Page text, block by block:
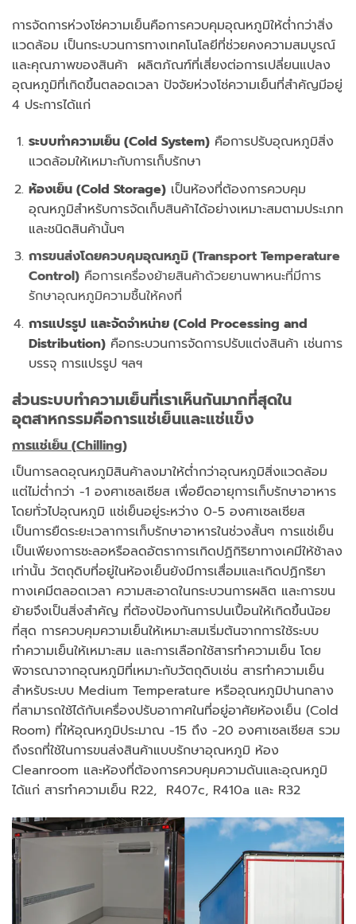
การจัดการห่วงโซ่ความเย็นคือการควบคุมอุณหภูมิให้ต่ำกว่าสิ่ง
แวดล้อม เป็นกระบวนการทางเทคโนโลยีที่ช่วยคงความสมบูรณ์
และคุณภาพของสินค้า ผลิตภัณฑ์ที่เสี่ยงต่อการเปลี่ยนแปลง
อุณหภูมิที่เกิดขึ้นตลอดเวลา ปัจจัยห่วงโซ่ความเย็นที่สำคัญมีอยู่
4 ประการได้แก่
ระบบทำความเย็น (Cold System)คือการปรับอุณหภูมิสิ่ง
แวดล้อมให้เหมาะกับการเก็บรักษา
ห้องเย็น (Cold Storage)เป็นห้องที่ต้องการควบคุม
อุณหภูมิสำหรับการจัดเก็บสินค้าได้อย่างเหมาะสมตามประเภท
และชนิดสินค้านั้นๆ
การขนส่งโดยควบคุมอุณหภูมิ (Transport Temperature
Control)คือการเครื่องย้ายสินค้าด้วยยานพาหนะที่มีการ
รักษาอุณหภูมิความชื้นให้คงที่
การแปรรูป และจัดจำหน่าย (Cold Processing and
Distribution)คือกระบวนการจัดการปรับแต่งสินค้า เช่นการ
บรรจุ การแปรรูป ฯลฯ
ส่วนระบบทำความเย็นที่เราเห็นกันมากที่สุดใน
อุตสาหกรรมคือการแช่เย็นและแช่แข็ง
การแช่เย็น (Chilling)
เป็นการลดอุณหภูมิสินค้าลงมาให้ต่ำกว่าอุณหภูมิสิ่งแวดล้อม
แต่ไม่ต่ำกว่า -1 องศาเซลเซียส เพื่อยืดอายุการเก็บรักษาอาหาร
โดยทั่วไปอุณหภูมิ แช่เย็นอยู่ระหว่าง 0-5 องศาเซลเซียส
เป็นการยืดระยะเวลาการเก็บรักษาอาหารในช่วงสั้นๆ การแช่เย็น
เป็นเพียงการชะลอหรือลดอัตราการเกิดปฏิกิริยาทางเคมีให้ช้าลง
เท่านั้น วัตถุดิบที่อยู่ในห้องเย็นยังมีการเสื่อมและเกิดปฏิกริยา
ทางเคมีตลอดเวลา ความสะอาดในกระบวนการผลิต และการขน
ย้ายจึงเป็นสิ่งสำคัญ ที่ต้องป้องกันการปนเปื้อนให้เกิดขึ้นน้อย
ที่สุด การควบคุมความเย็นให้เหมาะสมเริ่มต้นจากการใช้ระบบ
ทำความเย็นให้เหมาะสม และการเลือกใช้สารทำความเย็น โดย
พิจารณาจากอุณหภูมิที่เหมาะกับวัตถุดิบเช่น สารทำความเย็น
สำหรับระบบ Medium Temperature หรืออุณหภูมิปานกลาง
ที่สามารถใช้ได้กับเครื่องปรับอากาศในที่อยู่อาศัยห้องเย็น (Cold
Room) ที่ให้อุณหภูมิประมาณ -15 ถึง -20 องศาเซลเซียส รวม
ถึงรถที่ใช้ในการขนส่งสินค้าแบบรักษาอุณหภูมิ ห้อง
Cleanroom และห้องที่ต้องการควบคุมความดันและอุณหภูมิ
ได้แก่ สารทำความเย็น R22, R407c, R410a และ R32